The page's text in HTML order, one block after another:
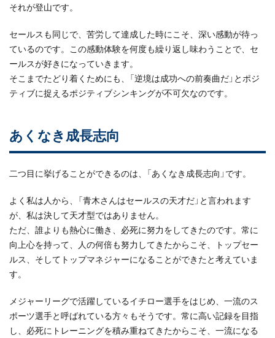
それが登山です。
セールスも同じで、苦労して達成した時にこそ、深い感動が待っ
ているのです。この感動体験を何度も繰り返し味わうことで、セ
ールスが好きになっていきます。
そこまでたどり着くためにも、「逆境は成功への前奏曲だ」とポジ
ティブに捉えるポジティブシンキングが不可欠なのです。
あくなき成長志向
二つ目に挙げることができるのは、「あくなき成長志向」です。
よく私は人から、「青木さんはセールスの天才だ」と言われます
が、私は決して天才型ではありません。
ただ、誰よりも熱心に働き、必死に努力をしてきたのです。常に
向上心を持って、人の何倍も努力してきたからこそ、トップセー
ルス、そしてトップマネジャーになることができたと考えていま
す。
メジャーリーグで活躍しているイチロー選手をはじめ、一流のス
ポーツ選手と呼ばれている方々もそうです。常に高い記録を目指
し、必死にトレーニングを積み重ねてきたからこそ、一流になる